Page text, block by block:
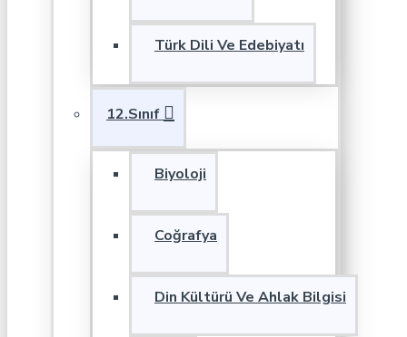
Türk Dili Ve Edebiyatı
12.Sınıf
Biyoloji
Coğrafya
Din Kültürü Ve Ahlak Bilgisi